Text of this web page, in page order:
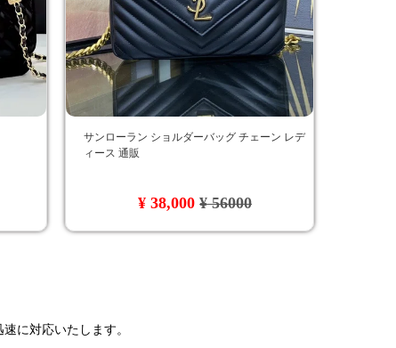
サンローラン ショルダーバッグ チェーン レデ
ィース 通販
¥ 38,000¥ 56000
に対応いたします。